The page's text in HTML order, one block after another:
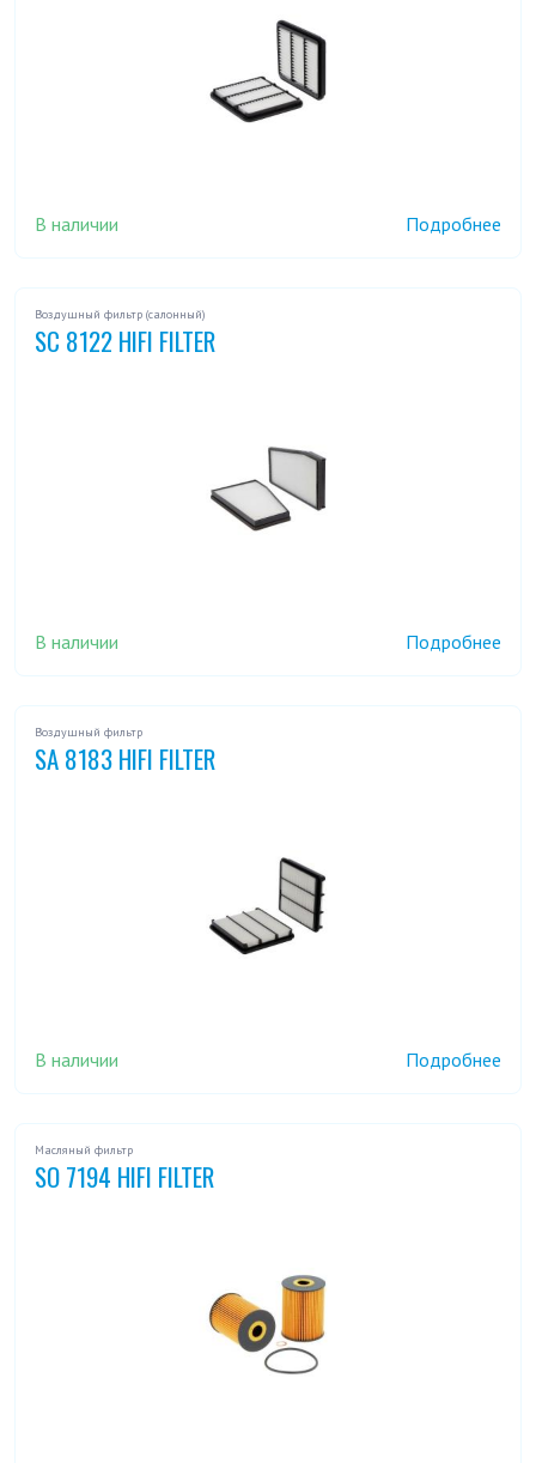
В наличии Подробнее
Воздушный фильтр (салонный)
SC 8122 HIFI FILTER
В наличии Подробнее
Воздушный фильтр
SA 8183 HIFI FILTER
В наличии Подробнее
Масляный фильтр
SO 7194 HIFI FILTER